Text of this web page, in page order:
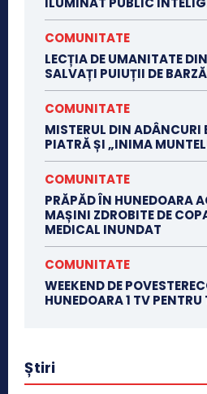
COMUNITATE
LECȚIA DE UMANITATE
SALVAȚI PUIUȚII DE
COMUNITATE
MISTERUL DIN ADÂNCURI
PIATRĂ ȘI „INIMA
COMUNITATE
PRĂPĂD ÎN HUNEDOARA
MAȘINI ZDROBITE DE
MEDICAL INUNDAT
COMUNITATE
WEEKEND DE
HUNEDOARA 1 TV
Știri